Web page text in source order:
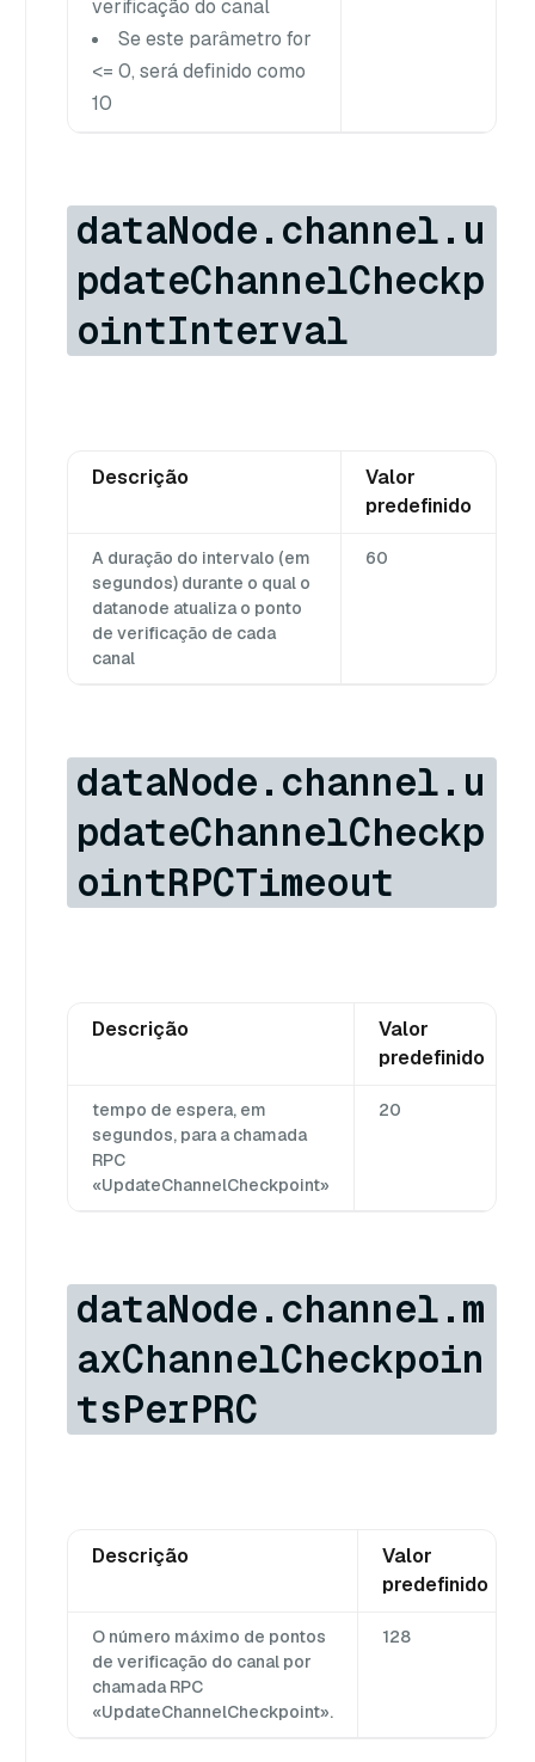
verificação do canal
Se este parâmetro for
<= 0, será definido como
10
dataNode.channel.u
pdateChannelCheckp
ointInterval
Descrição
Valor
predefinido
A duração do intervalo (em
segundos) durante o qual o
datanode atualiza o ponto
de verificação de cada
canal
60
dataNode.channel.u
pdateChannelCheckp
ointRPCTimeout
Descrição
Valor
predefinido
tempo de espera, em
segundos, para a chamada
RPC
«UpdateChannelCheckpoint»
20
dataNode.channel.m
axChannelCheckpoin
tsPerPRC
Descrição
Valor
predefinido
O número máximo de pontos
de verificação do canal por
chamada RPC
«UpdateChannelCheckpoint».
128